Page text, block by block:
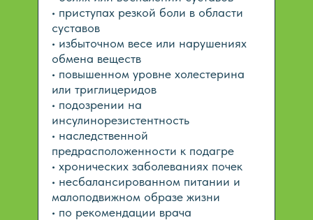
• приступах резкой боли в области
суставов
• избыточном весе или нарушениях
обмена веществ
• повышенном уровне холестерина
или триглицеридов
• подозрении на
инсулинорезистентность
• наследственной
предрасположенности к подагре
• хронических заболеваниях почек
• несбалансированном питании и
малоподвижном образе жизни
• по рекомендации врача